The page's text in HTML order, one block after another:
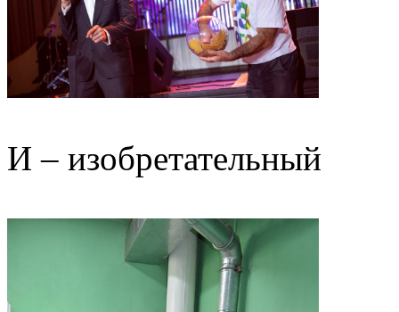
И – изобретательный